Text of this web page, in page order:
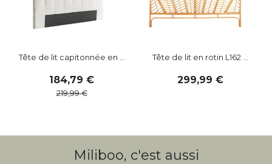
Tête de lit capitonnée en ...
184,79
219,99
Tête de lit en rotin L162 ...
299,99
Miliboo, c'est aussi